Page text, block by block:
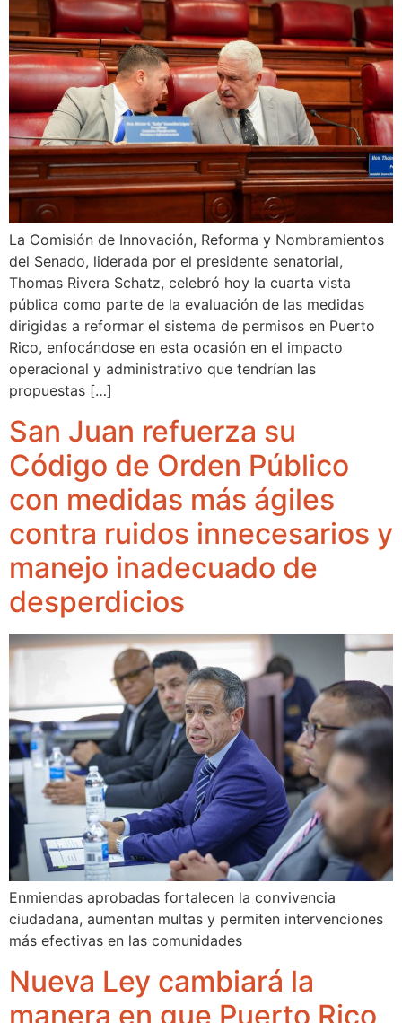
La Comisión de Innovación, Reforma y Nombramientos
del Senado, liderada por el presidente senatorial,
Thomas Rivera Schatz, celebró hoy la cuarta vista
pública como parte de la evaluación de las medidas
dirigidas a reformar el sistema de permisos en Puerto
Rico, enfocándose en esta ocasión en el impacto
operacional y administrativo que tendrían las
propuestas […]
San Juan refuerza su
Código de Orden Público
con medidas más ágiles
contra ruidos innecesarios y
manejo inadecuado de
desperdicios
Enmiendas aprobadas fortalecen la convivencia
ciudadana, aumentan multas y permiten intervenciones
más efectivas en las comunidades
Nueva Ley cambiará la
manera en que Puerto Rico